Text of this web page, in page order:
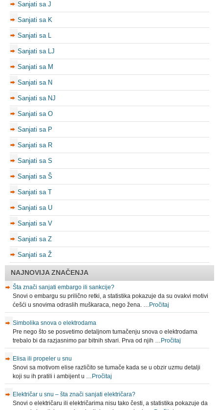
Sanjati sa J
Sanjati sa K
Sanjati sa L
Sanjati sa LJ
Sanjati sa M
Sanjati sa N
Sanjati sa NJ
Sanjati sa O
Sanjati sa P
Sanjati sa R
Sanjati sa S
Sanjati sa Š
Sanjati sa T
Sanjati sa U
Sanjati sa V
Sanjati sa Z
Sanjati sa Ž
NAJNOVIJA ZNAČENJA
Šta znači sanjati embargo ili sankcije?
Snovi o embargu su prilično retki, a statistika pokazuje da su ovakvi motivi
ćešći u snovima odraslih muškaraca, nego žena. … Pročitaj
Simbolika snova o elektrodama
Pre nego što se posvetimo detaljnom tumačenju snova o elektrodama
trebalo bi da razjasnimo par bitnih stvari. Prva od njih … Pročitaj
Elisa ili propeler u snu
Snovi sa motivom elise različito se tumače kada se u obzir uzmu detalji
koji su ih pratili i ambijent u … Pročitaj
Električar u snu – šta znači sanjati električara?
Snovi o električaru ili električarima nisu tako česti, a statistika pokazuje da